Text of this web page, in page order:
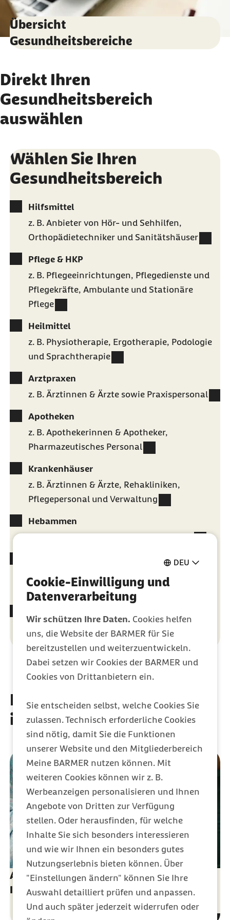
DEU
Cookie-Einwilligung und
Datenverarbeitung
Wir schützen Ihre Daten. Cookies helfen
uns, die Website der BARMER für Sie
bereitzustellen und weiterzuentwickeln.
Dabei setzen wir Cookies der BARMER und
Cookies von Drittanbietern ein.
Sie entscheiden selbst, welche Cookies Sie
zulassen. Technisch erforderliche Cookies
sind nötig, damit Sie die Funktionen
unserer Website und den Mitgliederbereich
Meine BARMER nutzen können. Mit
weiteren Cookies können wir z. B.
Werbeanzeigen personalisieren und Ihnen
Angebote von Dritten zur Verfügung
stellen. Oder herausfinden, für welche
Inhalte Sie sich besonders interessieren
und wie wir Ihnen ein besonders gutes
Nutzungserlebnis bieten können. Über
"Einstellungen ändern" können Sie Ihre
Auswahl detailliert prüfen und anpassen.
Und auch später jederzeit widerrufen oder
Übersicht
Gesundheitsbereiche
Direkt Ihren
Gesundheitsbereich
auswählen
Wählen Sie Ihren
Gesundheitsbereich
Hilfsmittel
z. B. Anbieter von Hör- und Sehhilfen,
Orthopädietechniker und Sanitätshäuser
Pflege & HKP
z. B. Pflegeeinrichtungen, Pflegedienste und
Pflegekräfte, Ambulante und Stationäre
Pflege
Heilmittel
z. B. Physiotherapie, Ergotherapie, Podologie
und Sprachtherapie
Arztpraxen
z. B. Ärztinnen & Ärzte sowie Praxispersonal
Apotheken
z. B. Apothekerinnen & Apotheker,
Pharmazeutisches Personal
Krankenhäuser
z. B. Ärztinnen & Ärzte, Rehakliniken,
Pflegepersonal und Verwaltung
Hebammen
z. B. Hebammenhilfe und Geburtshäuser
z. B. Zahnärztinnen & Zahnärzte,
Zahntechnik, Kieferorthopädie
Das könnte Sie auch
interessieren
Alles Wichtige rund um das Thema
Impfungen